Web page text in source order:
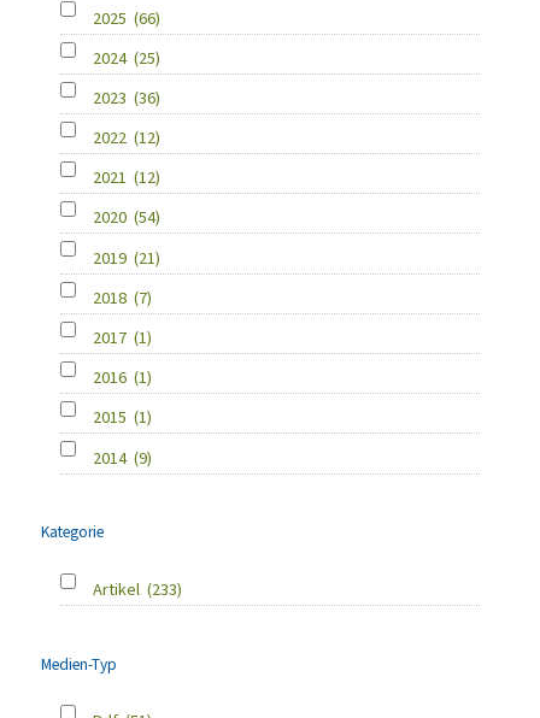
2025 (66)
2024 (25)
2023 (36)
2022 (12)
2021 (12)
2020 (54)
2019 (21)
2018 (7)
2017 (1)
2016 (1)
2015 (1)
2014 (9)
Kategorie
Artikel (233)
Medien-Typ